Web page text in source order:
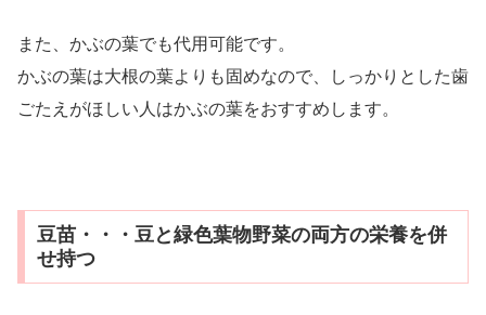
また、かぶの葉でも代用可能です。
かぶの葉は大根の葉よりも固めなので、しっかりとした歯
ごたえがほしい人はかぶの葉をおすすめします。
豆苗・・・豆と緑色葉物野菜の両方の栄養を併
せ持つ